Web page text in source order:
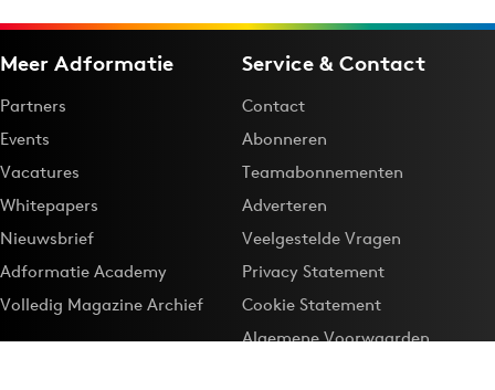
Meer Adformatie
Partners
Events
Vacatures
Whitepapers
Nieuwsbrief
Adformatie Academy
Volledig Magazine Archief
Service & Contact
Contact
Abonneren
Teamabonnementen
Adverteren
Veelgestelde Vragen
Privacy Statement
Cookie Statement
Algemene Voorwaarden